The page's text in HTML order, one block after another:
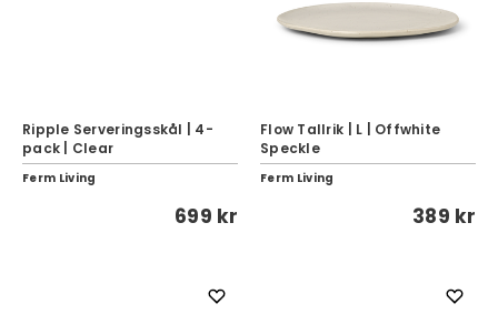
Ripple Serveringsskål | 4-
pack | Clear
Ferm Living
699 kr
Flow Tallrik | L | Offwhite
Speckle
Ferm Living
389 kr